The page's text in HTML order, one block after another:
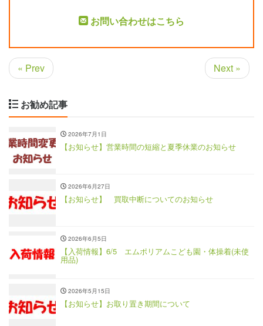
お問い合わせはこちら
« Prev Next »
お勧め記事
2026年7月1日
【お知らせ】営業時間の短縮と夏季休業のお知らせ
2026年6月27日
【お知らせ】 買取中断についてのお知らせ
2026年6月5日
【入荷情報】6/5 エムポリアムこども園・体操着(未使
用品)
2026年5月15日
【お知らせ】お取り置き期間について